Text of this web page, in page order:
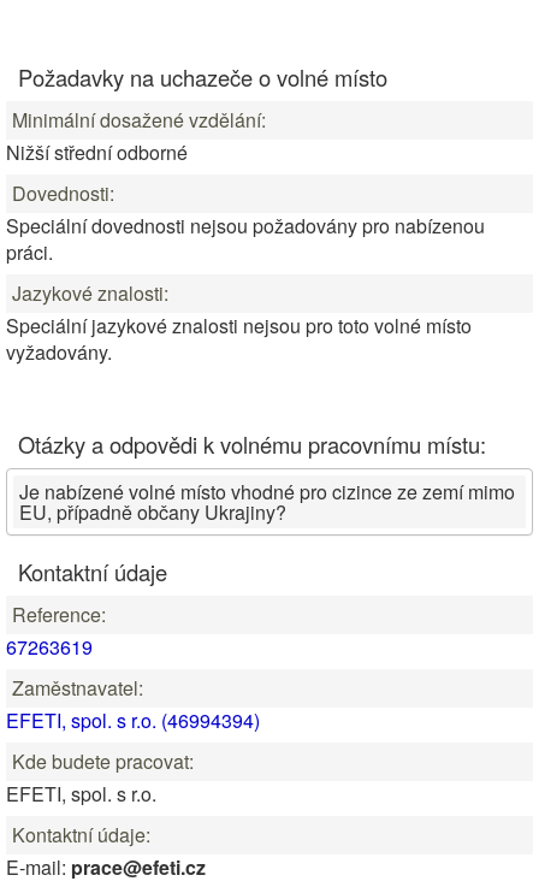
Požadavky na uchazeče o volné místo
Minimální dosažené vzdělání:
Nižší střední odborné
Dovednosti:
Speciální dovednosti nejsou požadovány pro nabízenou
práci.
Jazykové znalosti:
Speciální jazykové znalosti nejsou pro toto volné místo
vyžadovány.
Otázky a odpovědi k volnému pracovnímu místu:
Je nabízené volné místo vhodné pro cizince ze zemí mimo
EU, případně občany Ukrajiny?
Kontaktní údaje
Reference:
67263619
Zaměstnavatel:
EFETI, spol. s r.o. (46994394)
Kde budete pracovat:
EFETI, spol. s r.o.
Kontaktní údaje:
E-mail: prace@efeti.cz